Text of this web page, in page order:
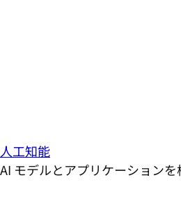
人工知能
AI モデルとアプリケーション